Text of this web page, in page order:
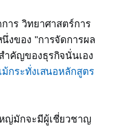
าร วิทยาศาสตร์การ
งของ "การจัดการผล
คัญของธุรกิจนั่นเอง
กระทั่งเสนอหลักสูตร
ญ่มักจะมีผู้เชี่ยวชาญ